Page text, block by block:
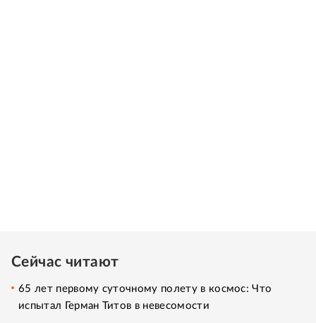
Сейчас читают
65 лет первому суточному полету в космос: Что
испытал Герман Титов в невесомости